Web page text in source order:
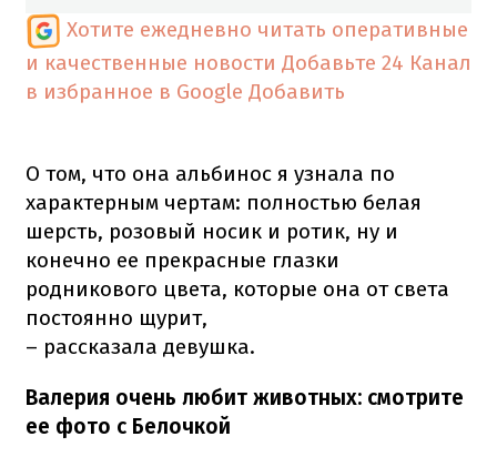
Хотите ежедневно читать оперативные
и качественные новости Добавьте 24 Канал
в избранное в Google Добавить
О том, что она альбинос я узнала по
характерным чертам: полностью белая
шерсть, розовый носик и ротик, ну и
конечно ее прекрасные глазки
родникового цвета, которые она от света
постоянно щурит,
– рассказала девушка.
Валерия очень любит животных: смотрите
ее фото с Белочкой